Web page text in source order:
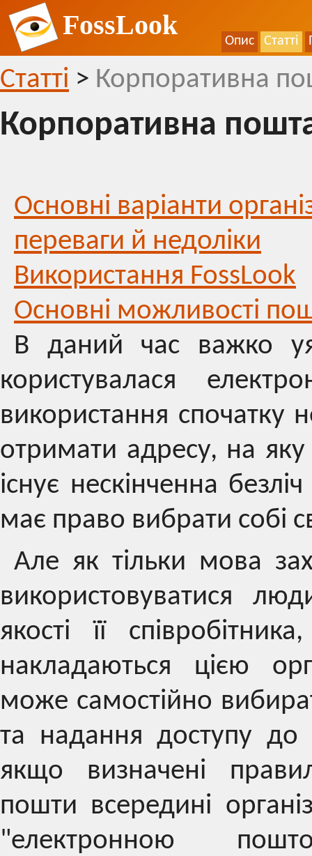
FossLook
Опис Статті
Статті > Корпоративна
Корпоративна
Основні варіанти
переваги й недоліки
Використання FossLook
Основні можливості
В даний час важко
користувалася
використання спочатку
отримати адресу, на
існує нескінченна
має право вибрати собі
Але як тільки мова
використовуватися
якості її
накладаються цією
може самостійно
та надання доступу до
якщо визначені
пошти всередині
"електронною